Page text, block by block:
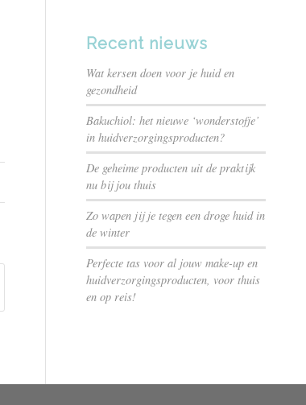
Recent nieuws
Wat kersen doen voor je huid en
gezondheid
Bakuchiol: het nieuwe ‘wonderstofje’
in huidverzorgingsproducten?
De geheime producten uit de praktijk
nu bij jou thuis
Zo wapen jij je tegen een droge huid in
de winter
Perfecte tas voor al jouw make-up en
huidverzorgingsproducten, voor thuis
en op reis!